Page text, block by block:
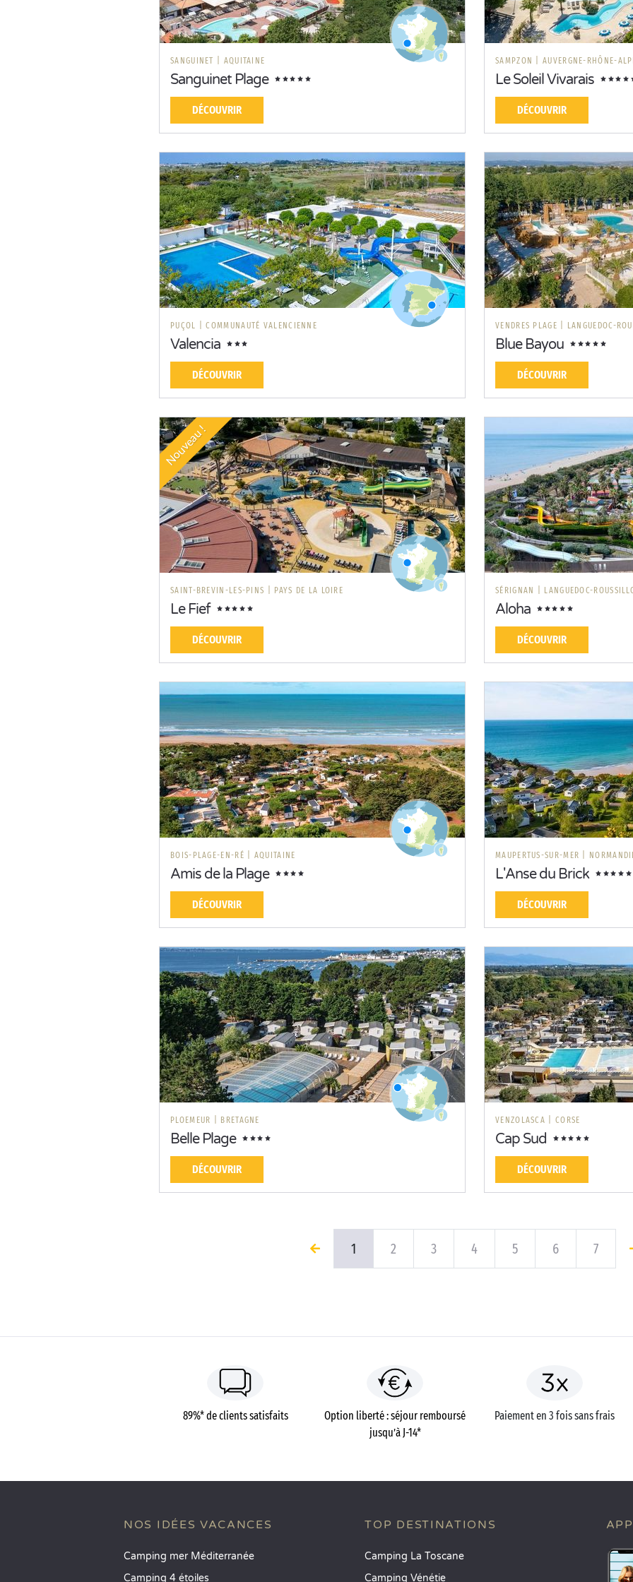
SANGUINET AQUITAINE
Sanguinet Plage
DÉCOUVRIR
SAMPZON |AUVERGNE-RHÔNE-
Le Soleil Vivarais
DÉCOUVRIR
PUÇOL |COMMUNAUTÉ VALENCIENNE
Valencia
DÉCOUVRIR
VENDRES PLAGE LANGUEDOC-
Blue Bayou
DÉCOUVRIR
Nouveau !
SAINT-BREVIN-LES-PINS PAYS DE LA LOIRE
Le Fief
DÉCOUVRIR
SÉRIGNAN LANGUEDOC-
Aloha
DÉCOUVRIR
BOIS-PLAGE-EN-RÉ AQUITAINE
Amis de la Plage
DÉCOUVRIR
MAUPERTUS-SUR-MER
L'Anse du Brick
DÉCOUVRIR
PLOEMEUR BRETAGNE
Belle Plage
DÉCOUVRIR
VENZOLASCA CORSE
Cap Sud
DÉCOUVRIR
1 2 3 4 5 6 7
89%* de clients satisfaits
Option liberté : séjour remboursé
jusqu’à J-14*
Paiement en 3 fois sans frais
NOS IDÉES VACANCES
Camping mer Méditerranée
Camping 4 étoiles
TOP DESTINATIONS
Camping La Toscane
Camping Vénétie